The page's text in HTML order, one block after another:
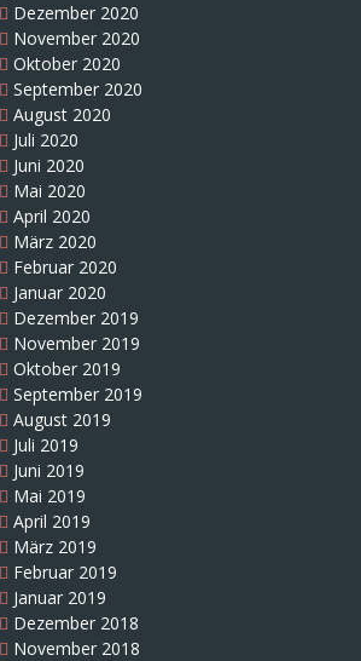
Dezember 2020
November 2020
Oktober 2020
September 2020
August 2020
Juli 2020
Juni 2020
Mai 2020
April 2020
März 2020
Februar 2020
Januar 2020
Dezember 2019
November 2019
Oktober 2019
September 2019
August 2019
Juli 2019
Juni 2019
Mai 2019
April 2019
März 2019
Februar 2019
Januar 2019
Dezember 2018
November 2018